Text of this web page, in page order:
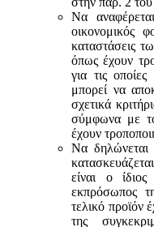
Να
οικονομικός
καταστάσεις
όπως έχουν
για τις
μπορεί να
σχετικά
σύμφωνα με
έχουν
Να δηλώνεται
είναι ο
εκπρόσωπος
τελικό προϊόν
της